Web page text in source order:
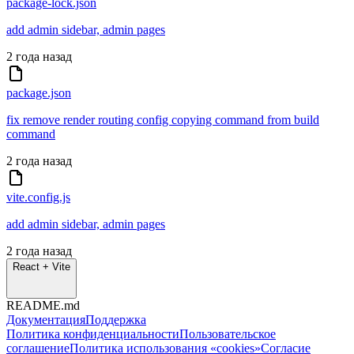
package-lock.json
add admin sidebar, admin pages
2 года назад
package.json
fix remove render routing config copying command from build
command
2 года назад
vite.config.js
add admin sidebar, admin pages
2 года назад
React + Vite
README.md
ДокументацияПоддержка
Политика конфиденциальностиПользовательское
соглашениеПолитика использования «cookies»Согласие